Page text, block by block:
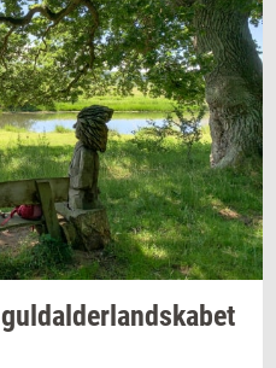
gul­dal­der­land­ska­bet